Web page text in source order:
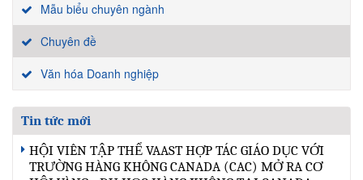
Mẫu biểu chuyên ngành
Chuyên đề
Văn hóa Doanh nghiệp
Tin tức mới
HỘI VIÊN TẬP THỂ VAAST HỢP TÁC GIÁO DỤC VỚI
TRƯỜNG HÀNG KHÔNG CANADA (CAC) MỞ RA CƠ